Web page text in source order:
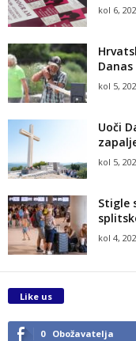
kol 6,
kol 5,
Uoči
kol 5,
Stigle
kol 4,
Like us
0 Obožavatelja